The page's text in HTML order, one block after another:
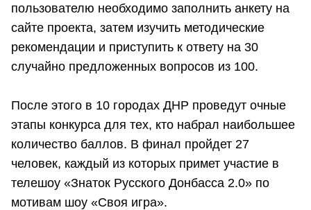
пользователю необходимо заполнить анкету на
сайте проекта, затем изучить методические
рекомендации и приступить к ответу на 30
случайно предложенных вопросов из 100.
После этого в 10 городах ДНР проведут очные
этапы конкурса для тех, кто набрал наибольшее
количество баллов. В финал пройдет 27
человек, каждый из которых примет участие в
телешоу «Знаток Русского Донбасса 2.0» по
мотивам шоу «Своя игра».